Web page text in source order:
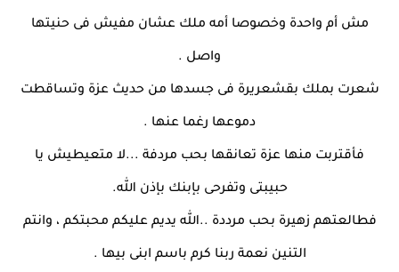
مش أم واحدة وخصوصا أمه ملك عشان مفيش فى حنيتها
واصل .
شعرت بملك بقشعريرة فى جسدها من حديث عزة وتساقطت
دموعها رغما عنها .
فأقتربت منها عزة تعانقها بحب مردفة ...لا متعيطيش يا
حبيبتى وتفرحى بإبنك بإذن الله.
فطالعتهم زهيرة بحب مرددة ..الله يديم عليكم محبتكم ، وانتم
التنين نعمة ربنا كرم باسم ابنى بيها .